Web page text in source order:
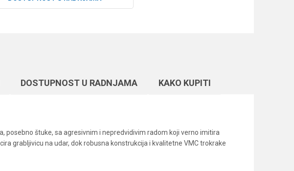
DOSTUPNOST U RADNJAMA KAKO KUPITI
posebno štuke, sa agresivnim i nepredvidivim radom koji verno imitira
grabljivicu na udar, dok robusna konstrukcija i kvalitetne VMC trokrake